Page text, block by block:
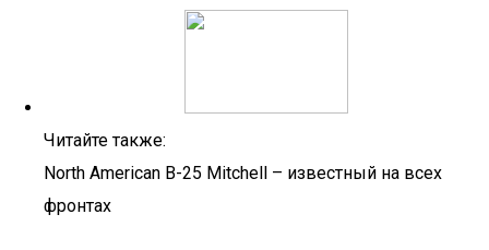
Читайте также:
North American B-25 Mitchell – известный на всех
фронтах